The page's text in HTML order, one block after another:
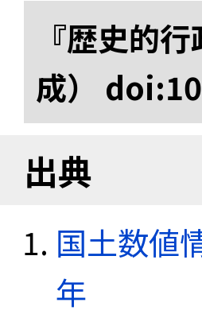
『歴史的
成）
出典
国土数値
年